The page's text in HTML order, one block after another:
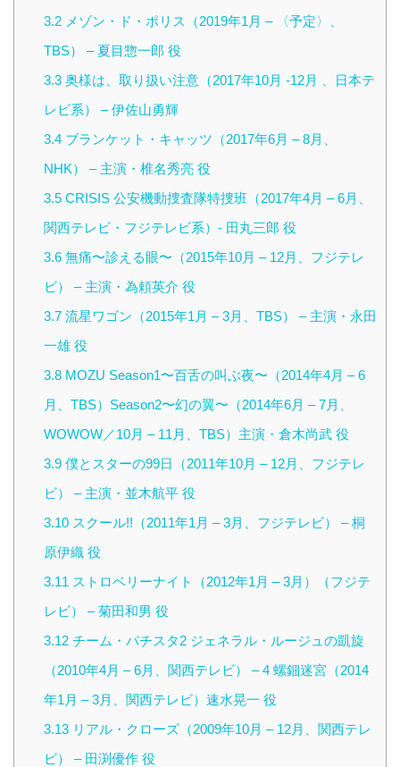
3.2メゾン・ド・ポリス（2019年1月 – 〈予定〉、
TBS） – 夏目惣一郎 役
3.3奥様は、取り扱い注意（2017年10月 -12月 、日本テ
レビ系） – 伊佐山勇輝
3.4ブランケット・キャッツ（2017年6月 – 8月、
NHK） – 主演・椎名秀亮 役
3.5CRISIS 公安機動捜査隊特捜班（2017年4月 – 6月、
関西テレビ・フジテレビ系）- 田丸三郎 役
3.6無痛〜診える眼〜（2015年10月 – 12月、フジテレ
ビ） – 主演・為頼英介 役
3.7流星ワゴン（2015年1月 – 3月、TBS） – 主演・永田
一雄 役
3.8MOZU Season1〜百舌の叫ぶ夜〜（2014年4月 – 6
月、TBS）Season2〜幻の翼〜（2014年6月 – 7月、
WOWOW／10月 – 11月、TBS）主演・倉木尚武 役
3.9僕とスターの99日（2011年10月 – 12月、フジテレ
ビ） – 主演・並木航平 役
3.10スクール!!（2011年1月 – 3月、フジテレビ） – 桐
原伊織 役
3.11 ストロベリーナイト（2012年1月 – 3月）（フジテ
レビ） – 菊田和男 役
3.12チーム・バチスタ2 ジェネラル・ルージュの凱旋
（2010年4月 – 6月、関西テレビ） – 4 螺鈿迷宮（2014
年1月 – 3月、関西テレビ）速水晃一 役
3.13リアル・クローズ（2009年10月 – 12月、関西テレ
ビ） – 田渕優作 役